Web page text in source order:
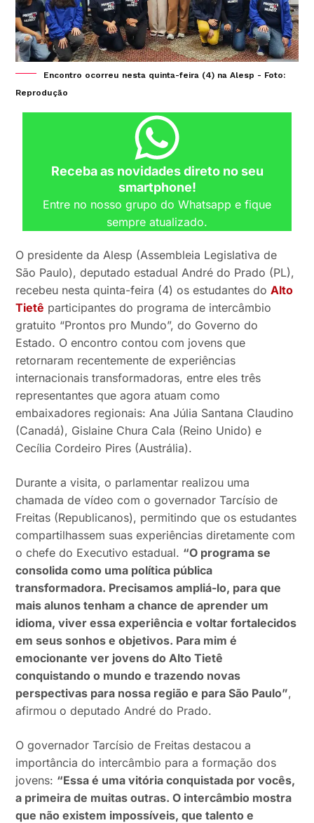
Encontro ocorreu nesta quinta-feira (4) na Alesp - Foto:
Reprodução
Receba as novidades direto no seu
smartphone!
Entre no nosso grupo do Whatsapp e fique
sempre atualizado.
O presidente da Alesp (Assembleia Legislativa de
São Paulo), deputado estadual André do Prado (PL),
recebeu nesta quinta-feira (4) os estudantes doAlto
Tietê participantes do programa de intercâmbio
gratuito “Prontos pro Mundo”, do Governo do
Estado. O encontro contou com jovens que
retornaram recentemente de experiências
internacionais transformadoras, entre eles três
representantes que agora atuam como
embaixadores regionais: Ana Júlia Santana Claudino
(Canadá), Gislaine Chura Cala (Reino Unido) e
Cecília Cordeiro Pires (Austrália).
Durante a visita, o parlamentar realizou uma
chamada de vídeo com o governador Tarcísio de
Freitas (Republicanos), permitindo que os estudantes
compartilhassem suas experiências diretamente com
o chefe do Executivo estadual. “O programa se
consolida como uma política pública
transformadora. Precisamos ampliá-lo, para que
mais alunos tenham a chance de aprender um
idioma, viver essa experiência e voltar fortalecidos
em seus sonhos e objetivos. Para mim é
emocionante ver jovens do Alto Tietê
conquistando o mundo e trazendo novas
perspectivas para nossa região e para São Paulo”,
afirmou o deputado André do Prado.
O governador Tarcísio de Freitas destacou a
importância do intercâmbio para a formação dos
jovens: “Essa é uma vitória conquistada por vocês,
a primeira de muitas outras. O intercâmbio mostra
que não existem impossíveis, que talento e